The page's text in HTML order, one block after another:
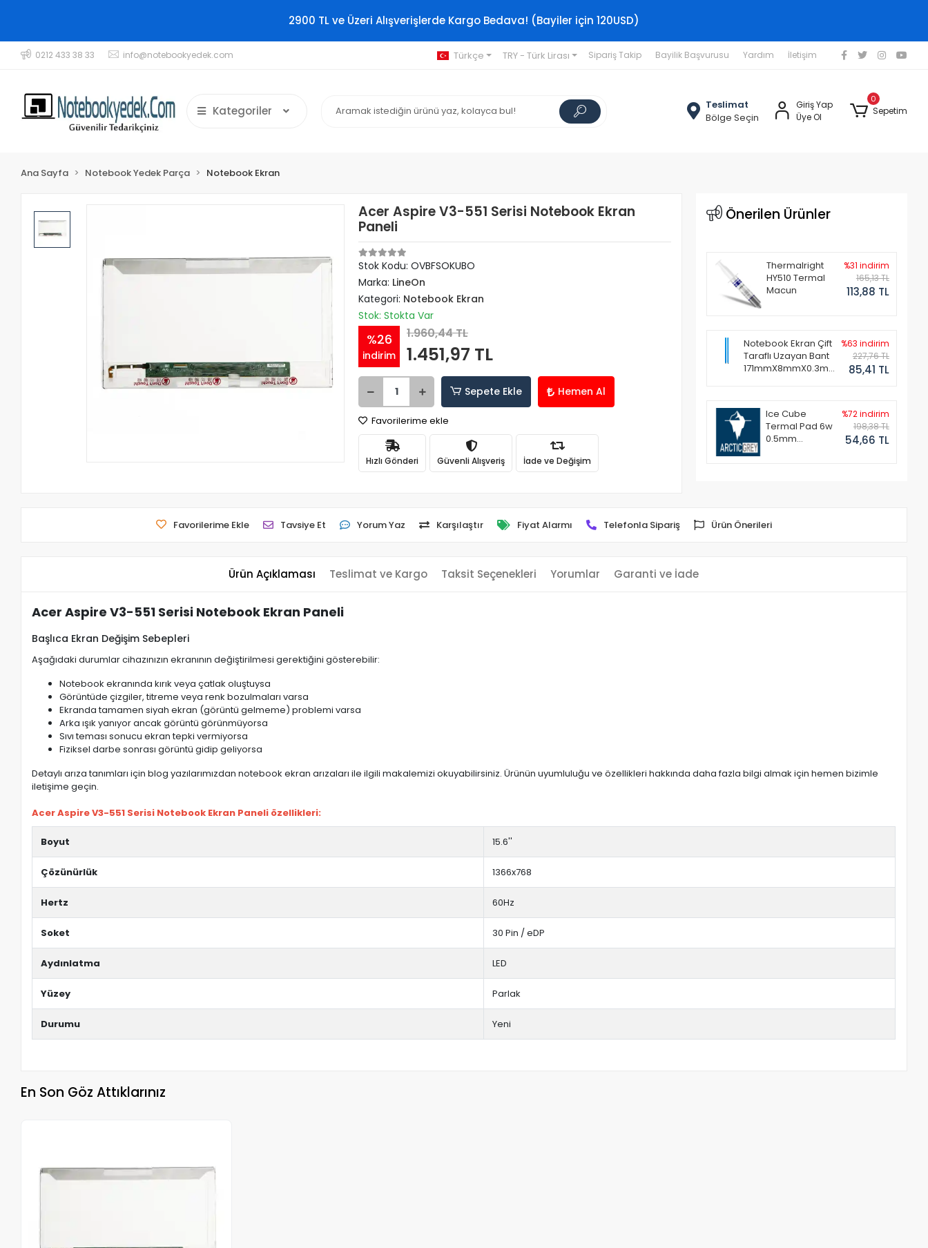
2900 TL ve Üzeri Alışverişlerde Kargo Bedava! (Bayiler için 120USD)
0212 433 38 33 info@notebookyedek.com Türkçe TRY - Türk Lirası Sipariş Takip Bayilik Başvurusu Yardım İletişim
Kategoriler
Teslimat
Bölge Seçin
Giriş Yap
Üye Ol
0
Sepetim
Ana Sayfa Notebook Yedek Parça Notebook Ekran
Acer Aspire V3-551 Serisi Notebook Ekran
Paneli
Stok Kodu: OVBFSOKUBO
Marka: LineOn
Kategori: Notebook Ekran
Stok: Stokta Var
%26
indirim
1.960,44 TL
1.451,97 TL
Sepete Ekle Hemen Al
Favorilerime ekle
Hızlı Gönderi Güvenli Alışveriş İade ve Değişim
Önerilen Ürünler
Thermalright
HY510 Termal
Macun
%31 indirim
165,13 TL
113,88 TL
Notebook Ekran Çift
Taraflı Uzayan Bant
171mmX8mmX0.3mm
%63 indirim
227,76 TL
85,41 TL
Ice Cube
Termal Pad 6w
0.5mm
%72 indirim
198,38 TL
54,66 TL
Favorilerime Ekle Tavsiye Et Yorum Yaz Karşılaştır Fiyat Alarmı Telefonla Sipariş Ürün Önerileri
Ürün Açıklaması Teslimat ve Kargo Taksit Seçenekleri Yorumlar Garanti ve İade
Acer Aspire V3-551 Serisi Notebook Ekran Paneli
Başlıca Ekran Değişim Sebepleri
Aşağıdaki durumlar cihazınızın ekranının değiştirilmesi gerektiğini gösterebilir:
Notebook ekranında kırık veya çatlak oluştuysa
Görüntüde çizgiler, titreme veya renk bozulmaları varsa
Ekranda tamamen siyah ekran (görüntü gelmeme) problemi varsa
Arka ışık yanıyor ancak görüntü görünmüyorsa
Sıvı teması sonucu ekran tepki vermiyorsa
Fiziksel darbe sonrası görüntü gidip geliyorsa
Detaylı arıza tanımları için blog yazılarımızdan notebook ekran arızaları ile ilgili makalemizi okuyabilirsiniz. Ürünün uyumluluğu ve özellikleri hakkında daha fazla bilgi almak için hemen bizimle
iletişime geçin.
Acer Aspire V3-551 Serisi Notebook Ekran Paneli özellikleri:
Boyut 15.6''
Çözünürlük 1366x768
Hertz 60Hz
Soket 30 Pin / eDP
Aydınlatma LED
Yüzey Parlak
Durumu Yeni
En Son Göz Attıklarınız